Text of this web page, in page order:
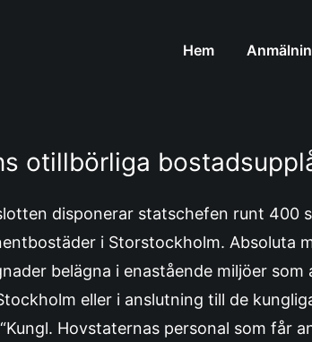
Hem
otillbörliga
disponerar statschefen runt 400
i Storstockholm. Absoluta
belägna i enastående miljöer som
eller i anslutning till de
Hovstaternas personal som får